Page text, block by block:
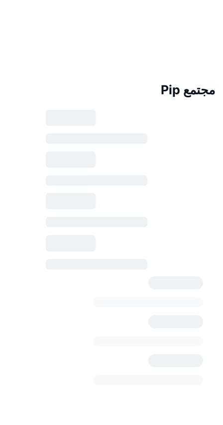
مجتمع Pip